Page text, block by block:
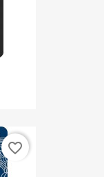
favorite_border